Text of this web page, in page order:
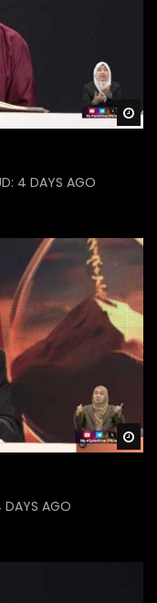
4 DAYS AGO
DAYS AGO